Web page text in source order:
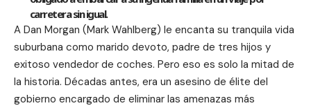
carretera sin igual.
A Dan Morgan (Mark Wahlberg) le encanta su tranquila vida
suburbana como marido devoto, padre de tres hijos y
exitoso vendedor de coches. Pero eso es solo la mitad de
la historia. Décadas antes, era un asesino de élite del
gobierno encargado de eliminar las amenazas más